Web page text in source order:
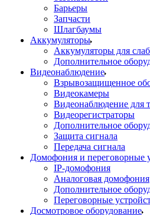
Барьеры
Запчасти
Шлагбаумы
Аккумуляторы
Аккумуляторы для
Дополнительное
Видеонаблюдение
Взрывозащищенное
Видеокамеры
Видеонаблюдение для
Видеорегистраторы
Дополнительное
Защита сигнала
Передача сигнала
Домофония и переговорные
IP-домофония
Аналоговая домофония
Дополнительное
Переговорные
Досмотровое оборудование